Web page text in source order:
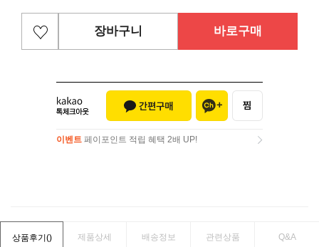
장바구니 바로구매
이벤트 페이포인트 적립 혜택 2배 UP!
상품후기() 제품상세 배송정보 관련상품 Q&A